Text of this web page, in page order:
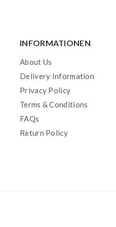
INFORMATIONEN
About Us
Delivery Information
Privacy Policy
Terms & Conditions
FAQs
Return Policy